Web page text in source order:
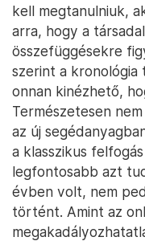
kell megtanulniuk,
arra, hogy a
összefüggésekre
szerint a kronológia
onnan kinézhető,
Természetesen
az új
a klasszikus
legfontosabb azt
évben volt, nem
történt. Amint az